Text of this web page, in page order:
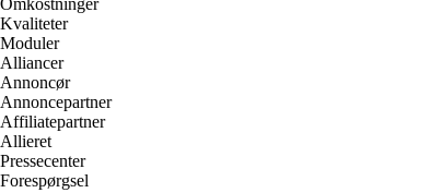
Omkostninger
Kvaliteter
Moduler
Alliancer
Annoncør
Annoncepartner
Affiliatepartner
Allieret
Pressecenter
Forespørgsel